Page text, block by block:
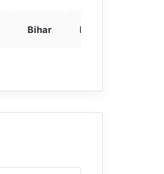
Bihar Breaking news